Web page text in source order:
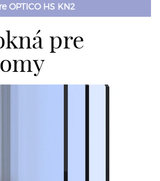
OPTICO HS KN2
pre